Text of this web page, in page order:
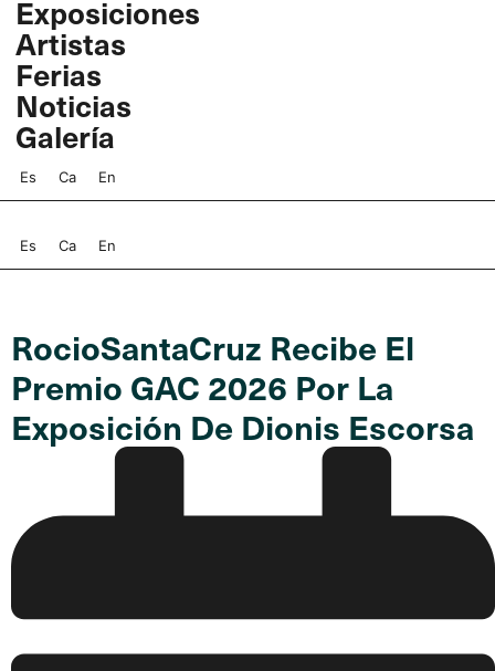
contenido
Exposiciones
Artistas
Ferias
Noticias
Galería
Es Ca En
Es Ca En
RocioSantaCruz Recibe El
Premio GAC 2026 Por La
Exposición De Dionis Escorsa